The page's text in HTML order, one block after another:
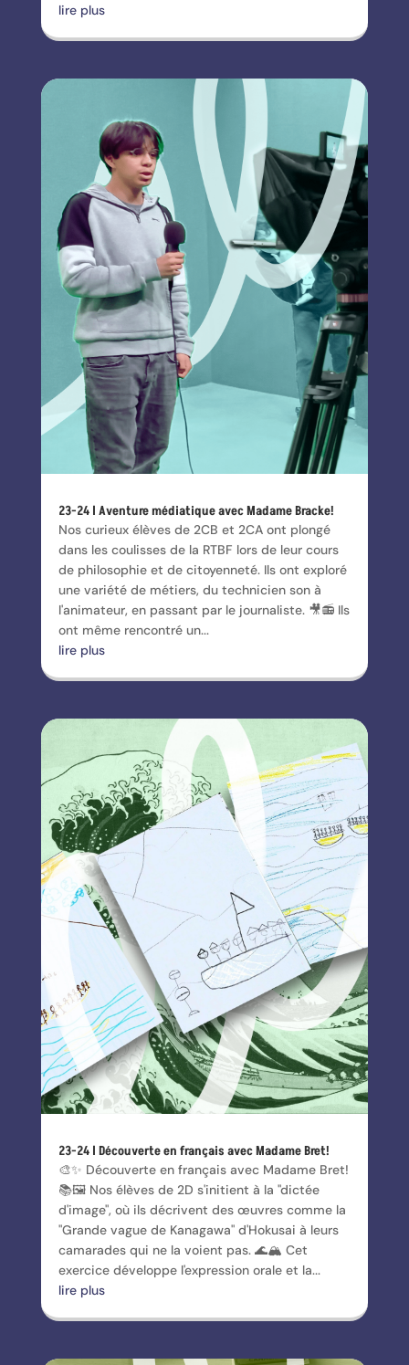
lire plus
23-24 l Aventure médiatique avec Madame Bracke!
Nos curieux élèves de 2CB et 2CA ont plongé
dans les coulisses de la RTBF lors de leur cours
de philosophie et de citoyenneté. Ils ont exploré
une variété de métiers, du technicien son à
l'animateur, en passant par le journaliste. 🎥📻 Ils
ont même rencontré un...
lire plus
23-24 l Découverte en français avec Madame Bret!
🎨✨ Découverte en français avec Madame Bret!
📚🖼️ Nos élèves de 2D s'initient à la "dictée
d'image", où ils décrivent des œuvres comme la
"Grande vague de Kanagawa" d'Hokusai à leurs
camarades qui ne la voient pas. 🌊🏔️ Cet
exercice développe l'expression orale et la...
lire plus